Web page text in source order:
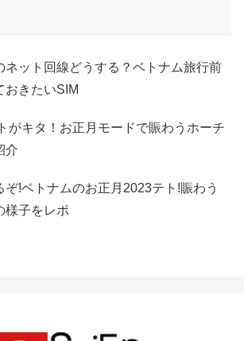
ネット回線どうする？ベトナム旅行前
おきたいSIM
がキタ！お正月モードで賑わうホーチ
介
!ベトナムのお正月2023テト!賑わう
様子をレポ